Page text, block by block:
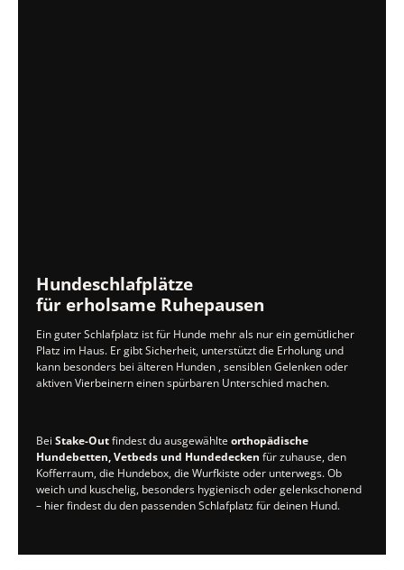
Hundeschlafplätze
für erholsame Ruhepausen
Ein guter Schlafplatz ist für Hunde mehr als nur ein gemütlicher
Platz im Haus. Er gibt Sicherheit, unterstützt die Erholung und
kann besonders bei älteren Hunden , sensiblen Gelenken oder
aktiven Vierbeinern einen spürbaren Unterschied machen.
Bei Stake-Outfindest du ausgewählte orthopädische
Hundebetten, Vetbeds und Hundedecken für zuhause, den
Kofferraum, die Hundebox, die Wurfkiste oder unterwegs. Ob
weich und kuschelig, besonders hygienisch oder gelenkschonend
– hier findest du den passenden Schlafplatz für deinen Hund.